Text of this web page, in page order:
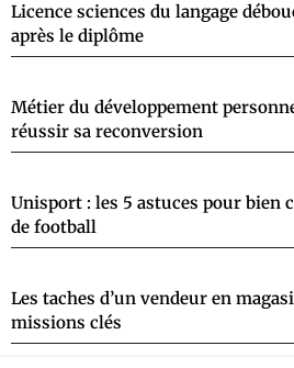
Licence sciences du langage
après le diplôme
Métier du développement
réussir sa reconversion
Unisport : les 5 astuces pour bien
de football
Les taches d’un vendeur en
missions clés